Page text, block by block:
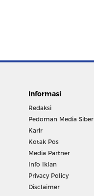
Informasi
Redaksi
Pedoman Media Siber
Karir
Kotak Pos
Media Partner
Info Iklan
Privacy Policy
Disclaimer